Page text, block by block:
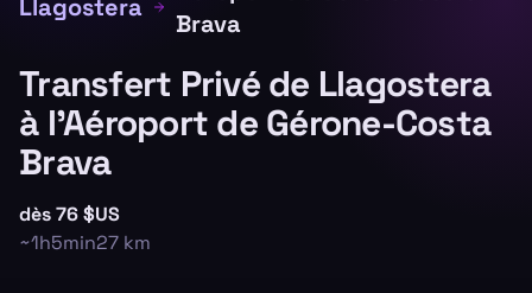
Llagostera
Brava
Transfert Privé de Llagostera
à l'Aéroport de Gérone-Costa
Brava
dès76 $US
~1h5min27 km